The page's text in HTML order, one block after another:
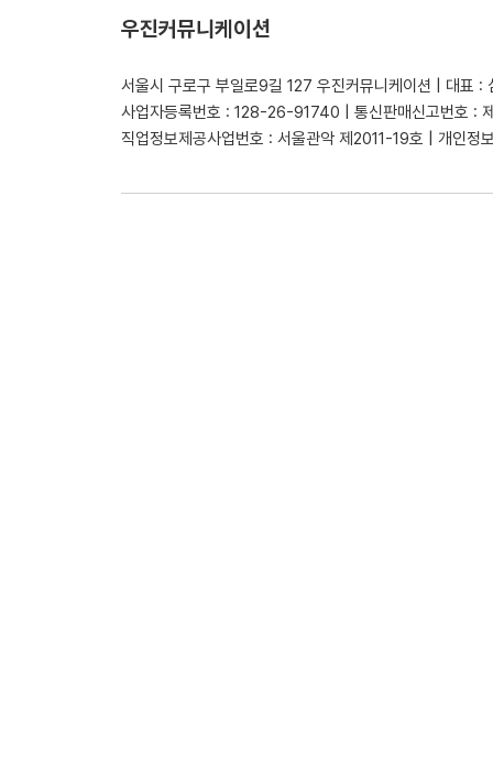
우진커뮤니케이션
서울시 구로구 부일로9길 127 우진커뮤니케이션 | 대표 :
사업자등록번호 : 128-26-91740 | 통신판매신고번호 :
직업정보제공사업번호 : 서울관악 제2011-19호 | 개인정